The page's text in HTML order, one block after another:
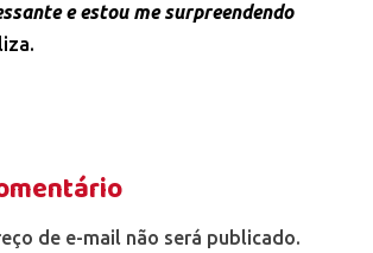
e estou me surpreendendo
de e-mail não será publicado.